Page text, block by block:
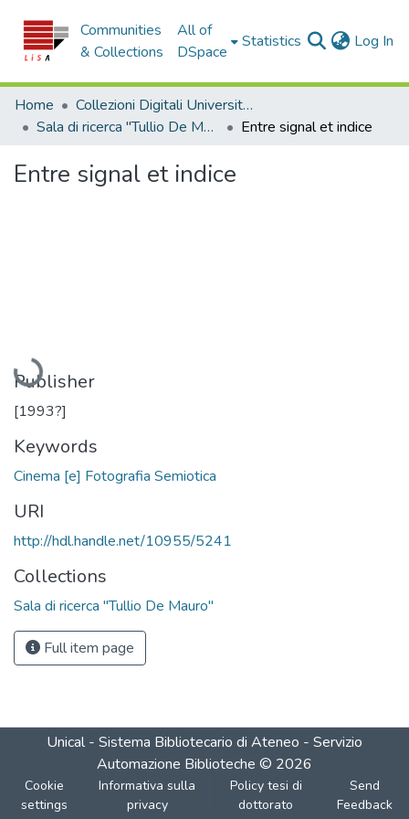
Communities
& Collections
All of
DSpace
Statistics Log In
Home
Collezioni Digitali Università della Calabria
Sala di ricerca "Tullio De Mauro"
Entre signal et indice
Entre signal et indice
Loading...
Publisher
[1993?]
Keywords
Cinema [e] Fotografia Semiotica
URI
http://hdl.handle.net/10955/5241
Collections
Sala di ricerca "Tullio De Mauro"
Full item page
Unical - Sistema Bibliotecario di Ateneo - Servizio
Automazione Biblioteche © 2026
Cookie
settings
Informativa sulla
privacy
Policy tesi di
dottorato
Send
Feedback